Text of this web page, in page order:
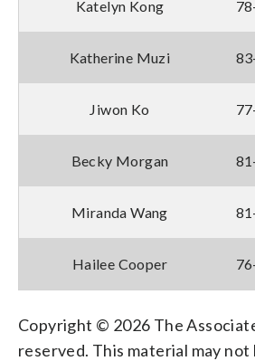
Katelyn Kong
Katherine Muzi
Jiwon Ko
Becky Morgan
Miranda Wang
Hailee Cooper
Copyright © 2026 The
reserved. This material may not